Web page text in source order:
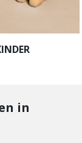
in